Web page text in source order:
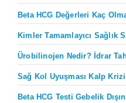
Beta HCG Değerleri Kaç
Kimler Tamamlayıcı Sağlık
Ürobilinojen Nedir? İdrar
Sağ Kol Uyuşması Kalp
Beta HCG Testi Gebelik